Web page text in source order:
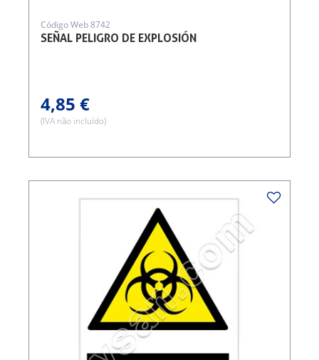
SEÑAL PELIGRO DE EXPLOSIÓN
Código Web 8742
4,85 €
(IVA não incluído)